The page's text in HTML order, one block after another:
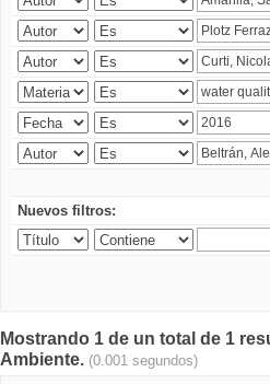
Nuevos filtros:
Mostrando 1 de un total de 1
Ambiente. (0.001 segundos)